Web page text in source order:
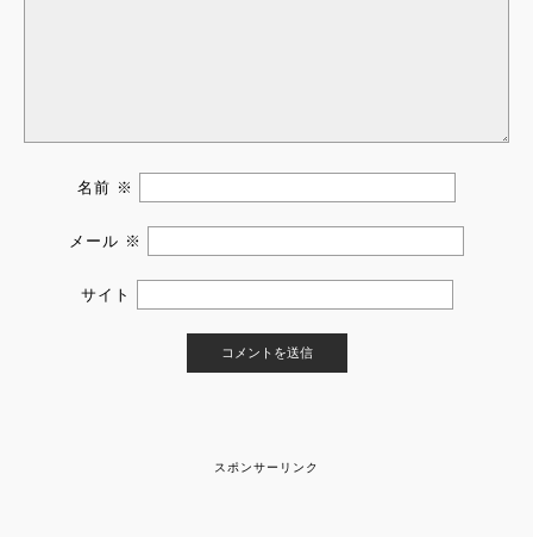
名前 ※
メール ※
サイト